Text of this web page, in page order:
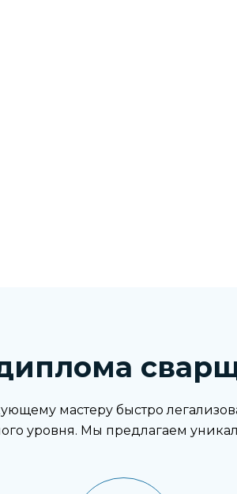
мастеру быстро
уровня. Мы предлагаем